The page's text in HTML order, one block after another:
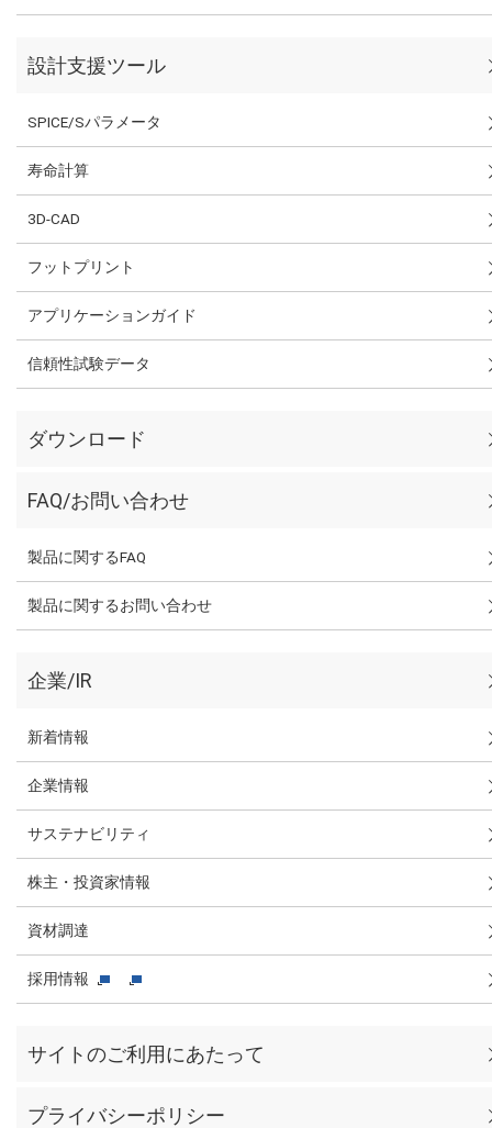
設計支援ツール
SPICE/Sパラメータ
寿命計算
3D-CAD
フットプリント
アプリケーションガイド
信頼性試験データ
ダウンロード
FAQ/お問い合わせ
製品に関するFAQ
製品に関するお問い合わせ
企業/IR
新着情報
企業情報
サステナビリティ
株主・投資家情報
資材調達
採用情報
サイトのご利用にあたって
プライバシーポリシー